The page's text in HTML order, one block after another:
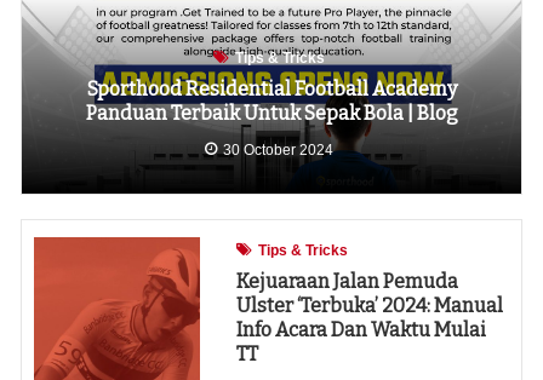
Tips & Tricks
Sporthood Residential Football Academy
Panduan Terbaik Untuk Sepak Bola | Blog
30 October 2024
Tips & Tricks
Kejuaraan Jalan Pemuda
Ulster ‘Terbuka’ 2024: Manual
Info Acara Dan Waktu Mulai
TT